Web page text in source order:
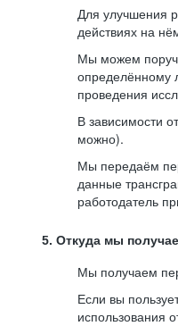
Для улучшения
действиях на
Мы можем
определённому
проведения
В зависимости
можно).
Мы передаём
данные
работодатель
5. Откуда мы
Мы получаем
Если вы
использования